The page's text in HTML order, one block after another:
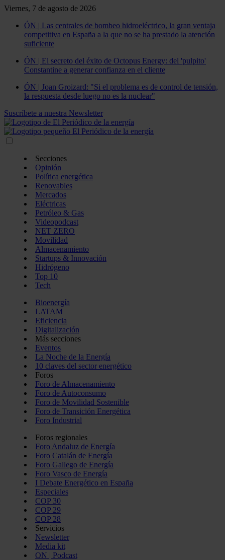
Viernes, 7 de agosto de 2026
ÓN | Las centrales de bombeo hidroeléctrico, la gran ventaja
competitiva en España a la que no se ha prestado la atención
suficiente
ÓN | El secreto del éxito de Octopus Energy: del 'pulpito'
Constantine a generar confianza en el cliente
ÓN | Joan Groizard: "Si el problema es de control de tensión,
la respuesta desde luego no es la nuclear"
Suscríbete a nuestra Newsletter
Secciones
Opinión
Política energética
Renovables
Mercados
Eléctricas
Petróleo & Gas
Videopodcast
NET ZERO
Movilidad
Almacenamiento
Startups & Innovación
Hidrógeno
Top 10
Tech
Bioenergía
LATAM
Eficiencia
Digitalización
Más secciones
Eventos
La Noche de la Energía
10 claves del sector energético
Foros
Foro de Almacenamiento
Foro de Autoconsumo
Foro de Movilidad Sostenible
Foro de Transición Energética
Foro Industrial
Foros regionales
Foro Andaluz de Energía
Foro Catalán de Energía
Foro Gallego de Energía
Foro Vasco de Energía
I Debate Energético en España
Especiales
COP 30
COP 29
COP 28
Servicios
Newsletter
Media kit
ON | Podcast